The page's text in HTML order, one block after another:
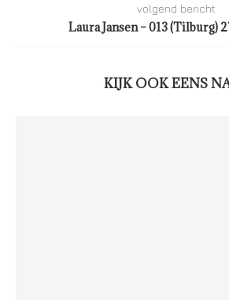
volgend bericht
Laura Jansen – 013 (Tilburg)
KIJK OOK EENS